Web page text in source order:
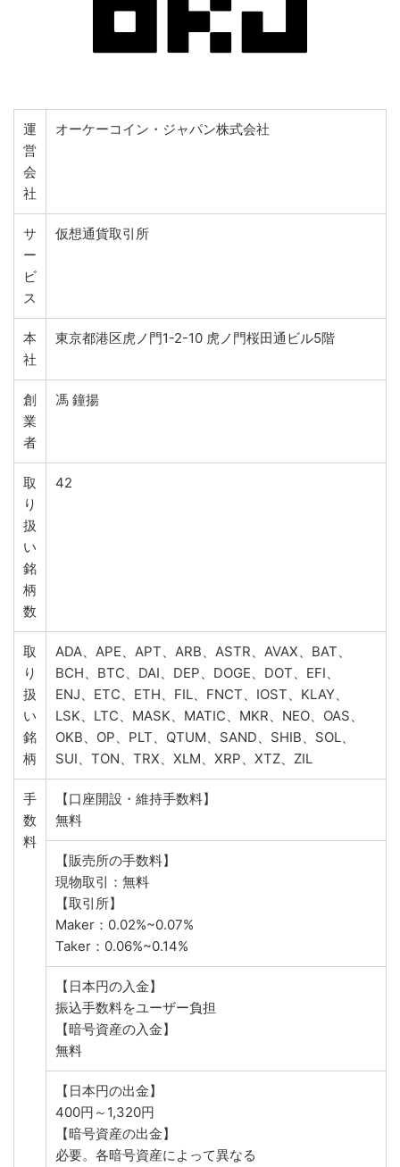
運
営
会
社
オーケーコイン・ジャパン株式会社
サ
ー
ビ
ス
仮想通貨取引所
本
社
東京都港区虎ノ門1-2-10 虎ノ門桜田通ビル5階
創
業
者
馮 鐘揚
取
り
扱
い
銘
柄
数
42
取
り
扱
い
銘
柄
ADA、APE、APT、ARB、ASTR、AVAX、BAT、
BCH、BTC、DAI、DEP、DOGE、DOT、EFI、
ENJ、ETC、ETH、FIL、FNCT、IOST、KLAY、
LSK、LTC、MASK、MATIC、MKR、NEO、OAS、
OKB、OP、PLT、QTUM、SAND、SHIB、SOL、
SUI、TON、TRX、XLM、XRP、XTZ、ZIL
手
数
料
【口座開設・維持手数料】
無料
【販売所の手数料】
現物取引：無料
【取引所】
Maker：0.02%~0.07%
Taker：0.06%~0.14%
【日本円の入金】
振込手数料をユーザー負担
【暗号資産の入金】
無料
【日本円の出金】
400円～1,320円
【暗号資産の出金】
必要。各暗号資産によって異なる